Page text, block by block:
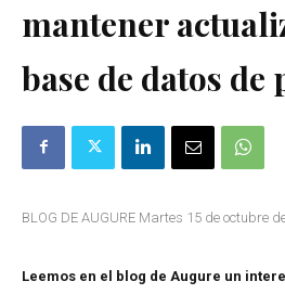
mantener
base de datos
BLOG DE AUGURE Martes 15 de octubre
Leemos en el blog de Augure un